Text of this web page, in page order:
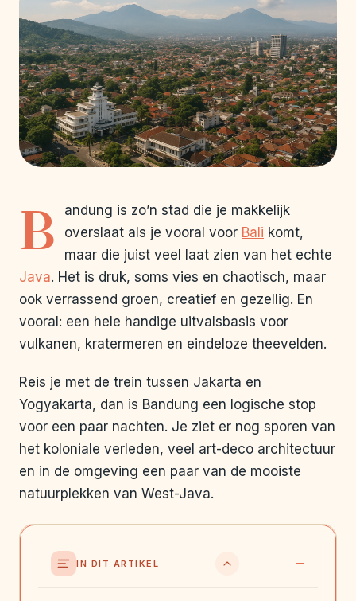
B
andung is zo’n stad die je makkelijk
overslaat als je vooral voor Bali komt,
maar die juist veel laat zien van het echte
Java. Het is druk, soms vies en chaotisch, maar
ook verrassend groen, creatief en gezellig. En
vooral: een hele handige uitvalsbasis voor
vulkanen, kratermeren en eindeloze theevelden.
Reis je met de trein tussen Jakarta en
Yogyakarta, dan is Bandung een logische stop
voor een paar nachten. Je ziet er nog sporen van
het koloniale verleden, veel art-deco architectuur
en in de omgeving een paar van de mooiste
natuurplekken van West-Java.
IN DIT ARTIKEL